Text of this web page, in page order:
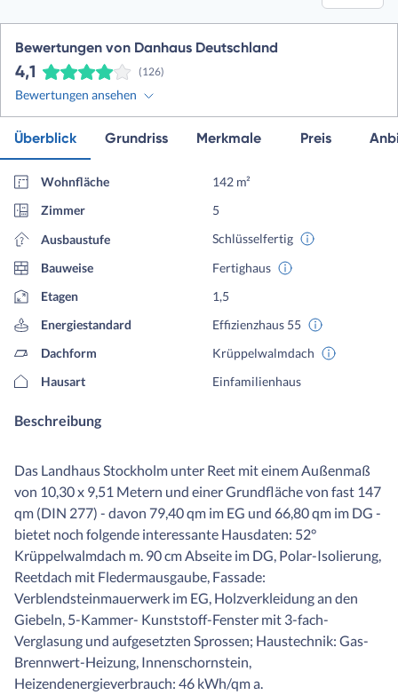
Bewertungen von Danhaus Deutschland
4,1 (126)
Bewertungen ansehen
Überblick Grundriss Merkmale Preis
Wohnfläche
142 m²
Zimmer
5
Ausbaustufe
Schlüsselfertig
Bauweise
Fertighaus
Etagen
1,5
Energiestandard
Effizienzhaus 55
Dachform
Krüppelwalmdach
Hausart
Einfamilienhaus
Beschreibung
Das Landhaus Stockholm unter Reet mit einem Außenmaß
von 10,30 x 9,51 Metern und einer Grundfläche von fast 147
qm (DIN 277) - davon 79,40 qm im EG und 66,80 qm im DG -
bietet noch folgende interessante Hausdaten: 52°
Krüppelwalmdach m. 90 cm Abseite im DG, Polar-Isolierung,
Reetdach mit Fledermausgaube, Fassade:
Verblendsteinmauerwerk im EG, Holzverkleidung an den
Giebeln, 5-Kammer- Kunststoff-Fenster mit 3-fach-
Verglasung und aufgesetzten Sprossen; Haustechnik: Gas-
Brennwert-Heizung, Innenschornstein,
Heizendenergieverbrauch: 46 kWh/qm a.